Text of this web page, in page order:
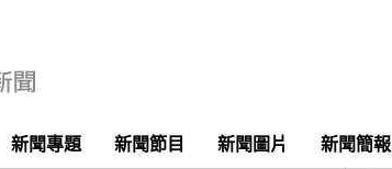
新聞專題 新聞節目 新聞圖片 新聞簡報